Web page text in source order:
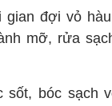
đợi vỏ
mỡ, rửa
sốt, bóc sạch